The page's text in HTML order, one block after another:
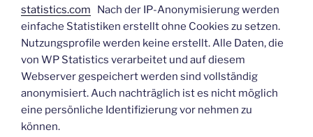
statistics.com Nach der IP-Anonymisierung werden
einfache Statistiken erstellt ohne Cookies zu setzen.
Nutzungsprofile werden keine erstellt. Alle Daten, die
von WP Statistics verarbeitet und auf diesem
Webserver gespeichert werden sind vollständig
anonymisiert. Auch nachträglich ist es nicht möglich
eine persönliche Identifizierung vor nehmen zu
können.